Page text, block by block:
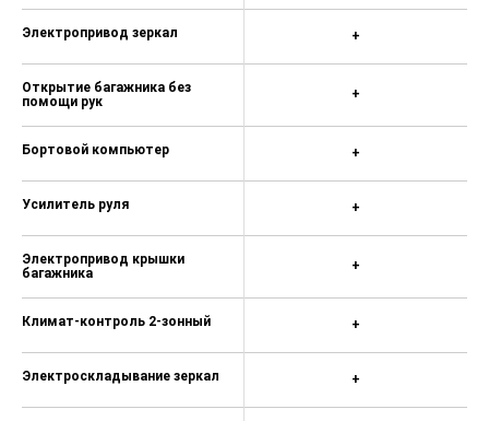
Электропривод зеркал
Открытие багажника без
помощи рук
Бортовой компьютер
Усилитель руля
Электропривод крышки
багажника
Климат-контроль 2-зонный
Электроскладывание зеркал
+
+
+
+
+
+
+